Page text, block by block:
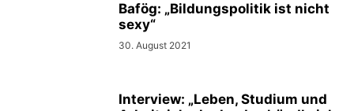
Bafög: „Bildungspolitik ist nicht
sexy“
30. August 2021
Interview: „Leben, Studium und